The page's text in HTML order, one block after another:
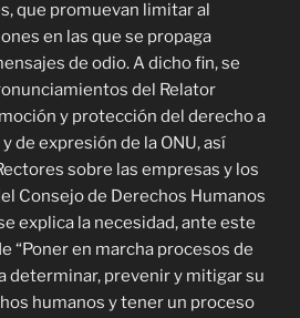
que promuevan limitar al
en las que se propaga
de odio. A dicho fin, se
del Relator
y protección del derecho a
de expresión de la ONU, así
sobre las empresas y los
Consejo de Derechos Humanos
explica la necesidad, ante este
“Poner en marcha procesos de
determinar, prevenir y mitigar su
humanos y tener un proceso